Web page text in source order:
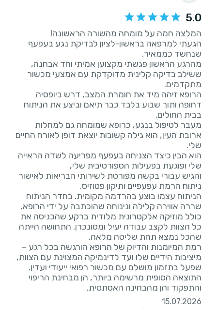
5.0
הגעתי למרפאה בראשון-לציון לבדיקת נגע בעפעף
מהרגע הראשון פגשתי מקצוען אמיתי וחד אבחנה,
ששילב בדיקה קלינית מדוקדקת עם אמצעי מכשור
הרופא זיהה מיד את חומרת המצב, דרש ביופסיה
דחופה ותוך שבוע בלבד כבר תיאם וביצע את הניתוח
מעבר לטיפול בנגע, כרופא שמומחה גם למחלות
ארובת העין, הוא גילה קשובות יוצאת דופן לאורח החיים
הוא הבין כיצד הצניחה בעפעף מפריעה לשדה הראייה
והגיש עבורי בקשה מפורטת לשירותי הבריאות לאישור
הניתוח עצמו בוצע בהרדמה מקומית. בחדר הניתוח
שררה אווירה קלילה ונינוחה שהוכתבה על ידי הרופא,
כולל מוזיקה אלקטרונית מלודית ברקע שהכניסה את
כל הצוות לקצב עבודה יעיל ומסונכרן. התחושה הייתה
רמת המיומנות והדיוק של הרופא הורגשה בכל רגע –
מיציבות הידיים שלו ועד לדינמיקה המצוינת עם הצוות,
שפעל בתזמון מושלם עם מכשור רפואי ייעודי ועדין.
התוצאה הסופית מרשימה ביותר, הן מבחינת הריפוי
והתפקוד והן מהבחינה האסתטית.
15.07.2026